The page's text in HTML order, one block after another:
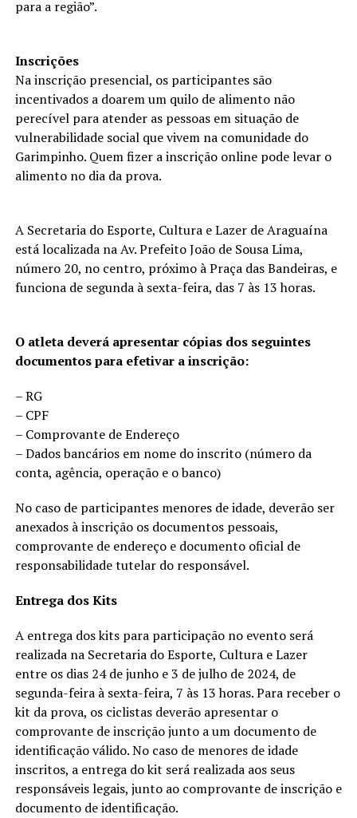
para a região”.
Inscrições
Na inscrição presencial, os participantes são
incentivados a doarem um quilo de alimento não
perecível para atender as pessoas em situação de
vulnerabilidade social que vivem na comunidade do
Garimpinho. Quem fizer a inscrição online pode levar o
alimento no dia da prova.
A Secretaria do Esporte, Cultura e Lazer de Araguaína
está localizada na Av. Prefeito João de Sousa Lima,
número 20, no centro, próximo à Praça das Bandeiras, e
funciona de segunda à sexta-feira, das 7 às 13 horas.
O atleta deverá apresentar cópias dos seguintes
documentos para efetivar a inscrição:
– RG
– CPF
– Comprovante de Endereço
– Dados bancários em nome do inscrito (número da
conta, agência, operação e o banco)
No caso de participantes menores de idade, deverão ser
anexados à inscrição os documentos pessoais,
comprovante de endereço e documento oficial de
responsabilidade tutelar do responsável.
Entrega dos Kits
A entrega dos kits para participação no evento será
realizada na Secretaria do Esporte, Cultura e Lazer
entre os dias 24 de junho e 3 de julho de 2024, de
segunda-feira à sexta-feira, 7 às 13 horas. Para receber o
kit da prova, os ciclistas deverão apresentar o
comprovante de inscrição junto a um documento de
identificação válido. No caso de menores de idade
inscritos, a entrega do kit será realizada aos seus
responsáveis legais, junto ao comprovante de inscrição e
documento de identificação.